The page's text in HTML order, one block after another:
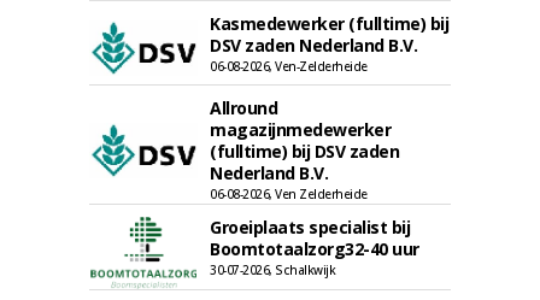
Kasmedewerker (fulltime) bij
DSV zaden Nederland B.V.
06-08-2026, Ven-Zelderheide
Allround
magazijnmedewerker
(fulltime) bij DSV zaden
Nederland B.V.
06-08-2026, Ven Zelderheide
Groeiplaats specialist bij
Boomtotaalzorg32-40 uur
30-07-2026, Schalkwijk